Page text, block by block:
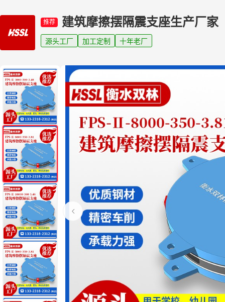
推荐 建筑摩擦摆隔震支座生产厂家
源头工厂 加工定制 十年老厂